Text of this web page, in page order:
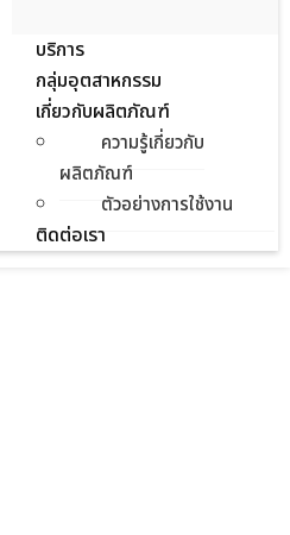
บริการ
กลุ่มอุตสาหกรรม
เกี่ยวกับผลิตภัณฑ์
ความรู้เกี่ยวกับ
ผลิตภัณฑ์
ตัวอย่างการใช้งาน
ติดต่อเรา